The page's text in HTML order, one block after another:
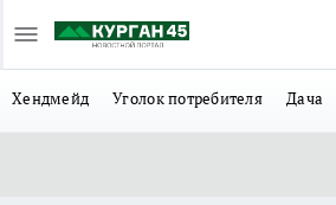
Хендмейд Уголок потребителя Дача